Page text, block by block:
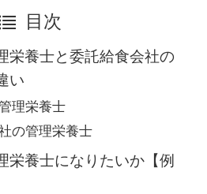
目次
栄養士と委託給食会社の
い
理栄養士
の管理栄養士
栄養士になりたいか【例